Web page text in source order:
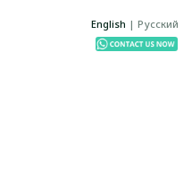
English | Русский